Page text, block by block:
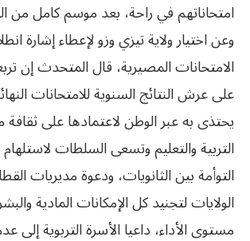
امتحاناتهم في راحة، بعد موسم كامل من
وعن اختيار ولاية تيزي وزو لإعطاء إشارة
الامتحانات المصيرية، قال المتحدث إن
على عرش النتائج السنوية للامتحانات
يحتذى به عبر الوطن لاعتمادها على
التربية والتعليم وتسعى السلطات
التوأمة بين الثانويات، ودعوة مديريات
الولايات لتجنيد كل الإمكانات المادية
مستوى الأداء، داعيا الأسرة التربوية إلى